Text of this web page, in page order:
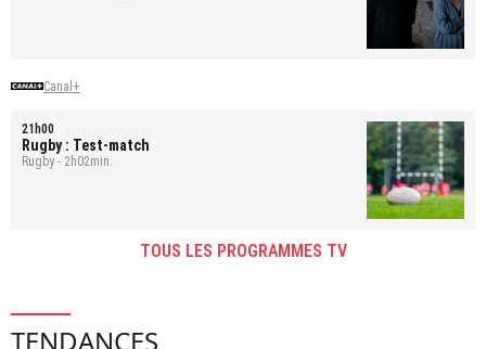
Canal+
21h00
Rugby : Test-match
Rugby - 2h02min.
TOUS LES PROGRAMMES TV
TENDANCES